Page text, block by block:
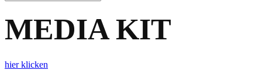
MEDIA KIT
hier klicken